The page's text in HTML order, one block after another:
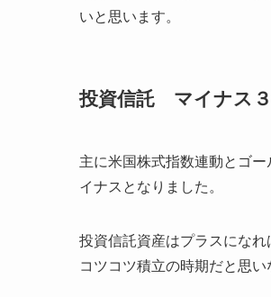
いと思います。
投資信託 マイナス
主に米国株式指数連動とゴ
イナスとなりました。
投資信託資産はプラスにな
コツコツ積立の時期だと思